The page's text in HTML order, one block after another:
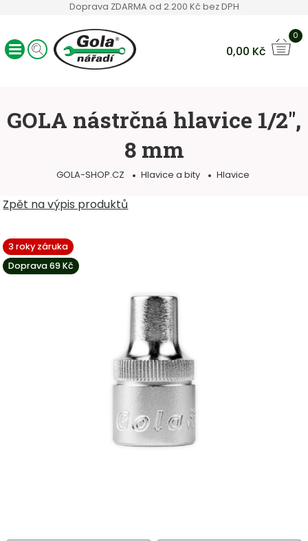
Doprava ZDARMA od 2.200 Kč bez DPH
0,00 Kč
0
Ruční nářadí
Hlavice a bity
Servisní vozíky
Ostatní sortiment
GOLA nástrčná hlavice 1/2",
8 mm
GOLA-SHOP.CZ Hlavice a bity Hlavice
Zpět na výpis produktů
3 roky záruka
Doprava 69 Kč